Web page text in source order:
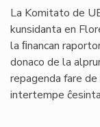
La Komitato de
kunsidanta en
la ﬁnancan
donaco de la
repagenda fare
intertempe